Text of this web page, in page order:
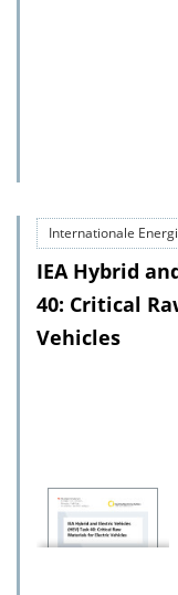
Internationale
IEA Hybrid
40: Critical
Vehicles